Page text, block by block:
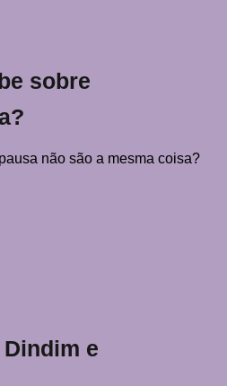
sobre
não são a mesma coisa?
e